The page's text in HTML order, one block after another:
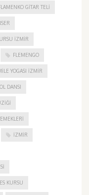
GITAR TELI
İZMIR
FLEMENGO
YOGASI İZMIR
DANSI
IZMIR
KURSU